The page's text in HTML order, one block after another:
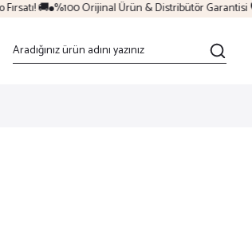
🚚 %100 Orijinal Ürün & Distribütör Garantisi 🛡️